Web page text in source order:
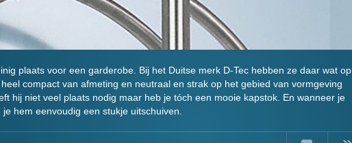
plaats voor een garderobe. Bij het Duitse merk D-Tec hebben ze daar wat op
compact van afmeting en neutraal en strak op het gebied van vormgeving
hij niet veel plaats nodig maar heb je tóch een mooie kapstok. En wanneer je
hem eenvoudig een stukje uitschuiven.